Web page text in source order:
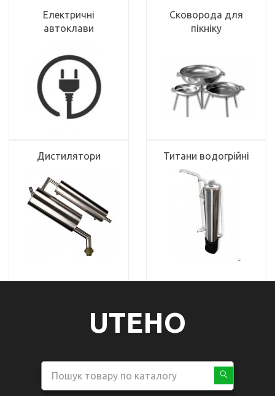
Електричні
автоклави
Сковорода для
пікніку
Дистилятори Титани водогрійні
UTEHO